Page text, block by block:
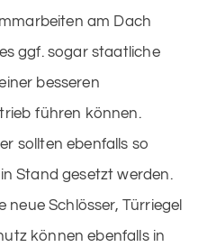
am Dach
ggf. sogar staatliche
besseren
führen können.
sollten ebenfalls so
Stand gesetzt werden.
Schlösser, Türriegel
können ebenfalls in